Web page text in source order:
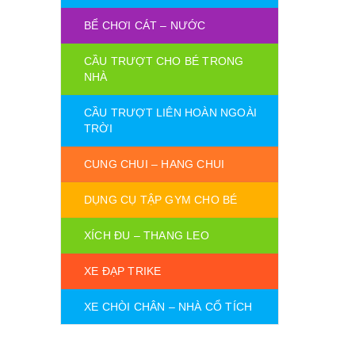
BỂ CHƠI CÁT – NƯỚC
CẦU TRƯỢT CHO BÉ TRONG
NHÀ
CẦU TRƯỢT LIÊN HOÀN NGOÀI
TRỜI
CUNG CHUI – HANG CHUI
DỤNG CỤ TẬP GYM CHO BÉ
XÍCH ĐU – THANG LEO
XE ĐẠP TRIKE
XE CHÒI CHÂN – NHÀ CỔ TÍCH